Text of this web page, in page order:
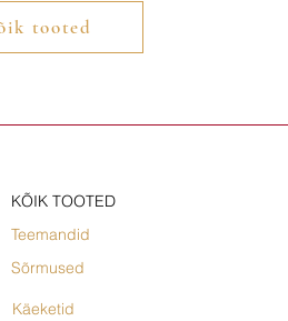
tooted
KÕIK TOOTED
Teemandid
Sõrmused
Käeketid